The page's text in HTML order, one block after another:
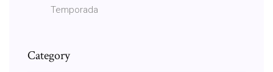
Temporada
Category